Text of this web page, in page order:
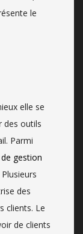
le
elle se
des outils
Parmi
gestion
des
clients. Le
de clients